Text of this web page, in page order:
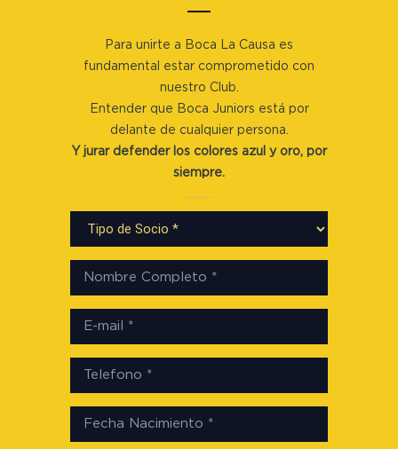
Para unirte a Boca La Causa es
fundamental estar comprometido con
nuestro Club.
Entender que Boca Juniors está por
delante de cualquier persona.
Y jurar defender los colores azul y oro, por
siempre.